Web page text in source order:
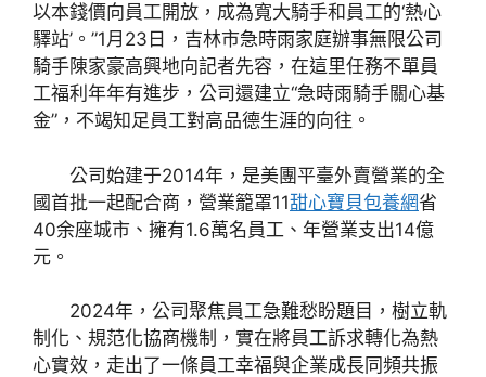
以本錢價向員工開放，成為寬大騎手和員工的‘熱心
驛站’。”1月23日，吉林市急時雨家庭辦事無限公司
騎手陳家豪高興地向記者先容，在這里任務不單員
工福利年年有進步，公司還建立“急時雨騎手關心基
金”，不竭知足員工對高品德生涯的向往。
公司始建于2014年，是美團平臺外賣營業的全
國首批一起配合商，營業籠罩11甜心寶貝包養網省
40余座城市、擁有1.6萬名員工、年營業支出14億
元。
2024年，公司聚焦員工急難愁盼題目，樹立軌
制化、規范化協商機制，實在將員工訴求轉化為熱
心實效，走出了一條員工幸福與企業成長同頻共振